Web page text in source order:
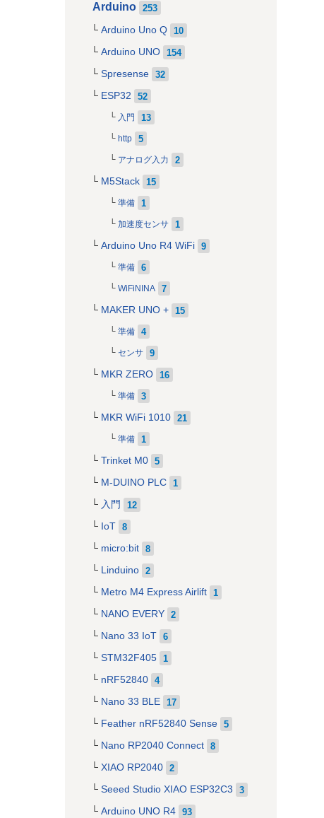
Arduino 253
Arduino Uno Q 10
Arduino UNO 154
Spresense 32
ESP32 52
入門 13
http 5
アナログ入力 2
M5Stack 15
準備 1
加速度センサ 1
Arduino Uno R4 WiFi 9
準備 6
WiFiNINA 7
MAKER UNO + 15
準備 4
センサ 9
MKR ZERO 16
準備 3
MKR WiFi 1010 21
準備 1
Trinket M0 5
M-DUINO PLC 1
入門 12
IoT 8
micro:bit 8
Linduino 2
Metro M4 Express Airlift 1
NANO EVERY 2
Nano 33 IoT 6
STM32F405 1
nRF52840 4
Nano 33 BLE 17
Feather nRF52840 Sense 5
Nano RP2040 Connect 8
XIAO RP2040 2
Seeed Studio XIAO ESP32C3 3
Arduino UNO R4 93